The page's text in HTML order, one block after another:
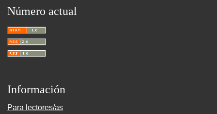
Número actual
Información
Para lectores/as